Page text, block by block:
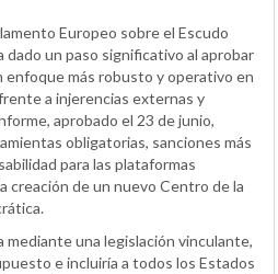
Europeo sobre el Escudo
dado un paso significativo al aprobar
enfoque más robusto y operativo en
a injerencias externas y
aprobado el 23 de junio,
obligatorias, sanciones más
para las plataformas
creación de un nuevo Centro de la
una legislación vinculante,
e incluiría a todos los Estados